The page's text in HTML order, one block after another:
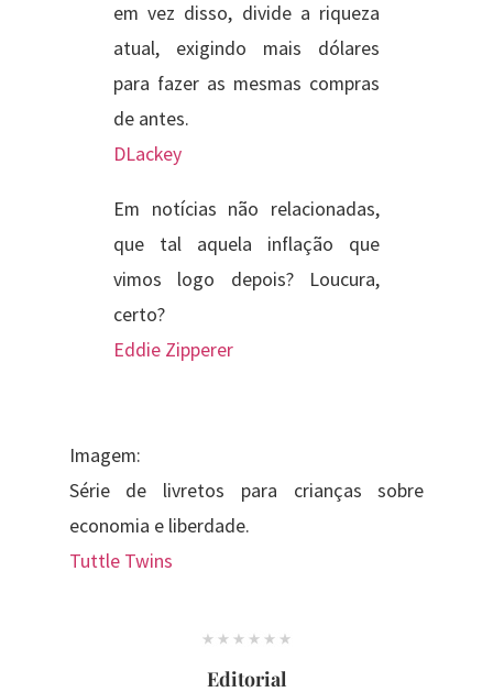
em vez disso, divide a riqueza
atual, exigindo mais dólares
para fazer as mesmas compras
de antes.
DLackey
Em notícias não relacionadas,
que tal aquela inflação que
vimos logo depois? Loucura,
certo?
Eddie Zipperer
Imagem:
Série de livretos para crianças sobre
economia e liberdade.
Tuttle Twins
Editorial